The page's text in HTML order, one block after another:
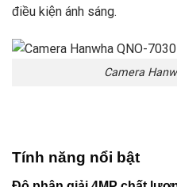
điều kiện ánh sáng.
Camera
Tính năng nổi bật